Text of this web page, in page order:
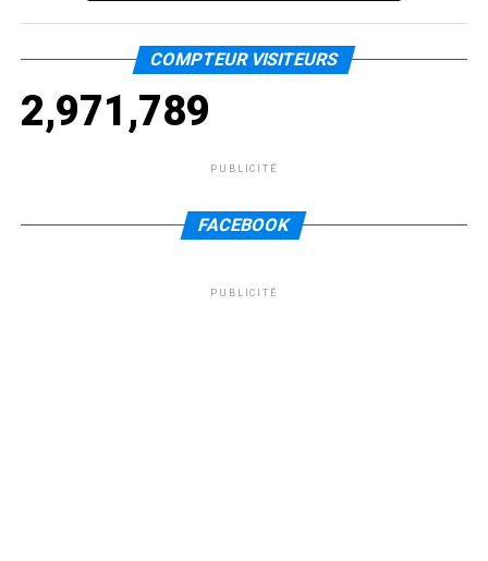
COMPTEUR VISITEURS
2,971,789
PUBLICITÉ
FACEBOOK
PUBLICITÉ